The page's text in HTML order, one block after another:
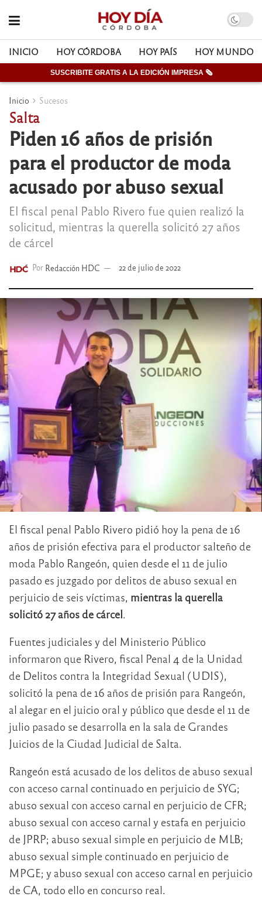
INICIO HOY CÓRDOBA HOY PAÍS HOY MUNDO
SUSCRIBITE GRATIS A LA EDICIÓN IMPRESA 🗞
Inicio Sucesos
Salta
Piden 16 años de prisión
para el productor de moda
acusado por abuso sexual
El fiscal penal Pablo Rivero fue quien realizó la
solicitud, mientras la querella solicitó 27 años
de cárcel
Por Redacción HDC 22 de julio de 2022
El fiscal penal Pablo Rivero pidió hoy la pena de 16
años de prisión efectiva para el productor salteño de
moda Pablo Rangeón, quien desde el 11 de julio
pasado es juzgado por delitos de abuso sexual en
perjuicio de seis víctimas, mientras la querella
solicitó 27 años de cárcel.
Fuentes judiciales y del Ministerio Público
informaron que Rivero, fiscal Penal 4 de la Unidad
de Delitos contra la Integridad Sexual (UDIS),
solicitó la pena de 16 años de prisión para Rangeón,
al alegar en el juicio oral y público que desde el 11 de
julio pasado se desarrolla en la sala de Grandes
Juicios de la Ciudad Judicial de Salta.
Rangeón está acusado de los delitos de abuso sexual
con acceso carnal continuado en perjuicio de SYG;
abuso sexual con acceso carnal en perjuicio de CFR;
abuso sexual con acceso carnal y estafa en perjuicio
de JPRP; abuso sexual simple en perjuicio de MLB;
abuso sexual simple continuado en perjuicio de
MPGE; y abuso sexual con acceso carnal en perjuicio
de CA, todo ello en concurso real.